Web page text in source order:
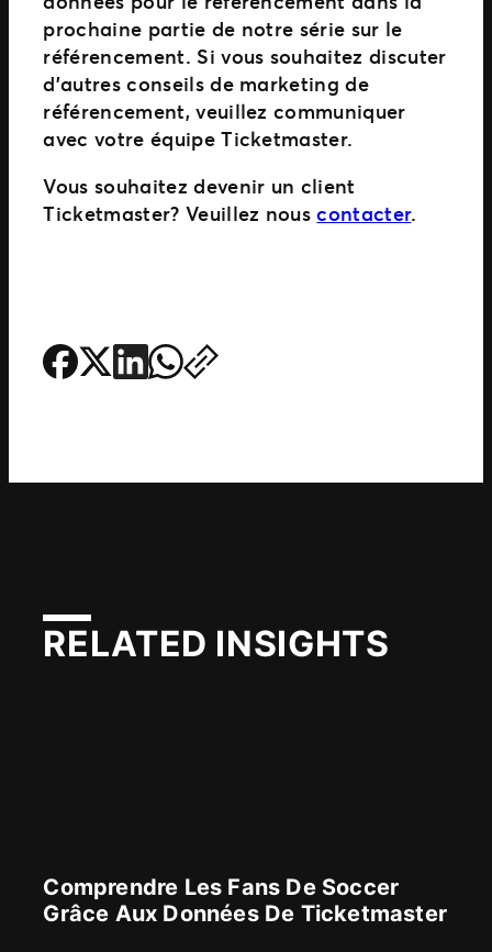
prochaine partie de notre série sur le
référencement. Si vous souhaitez discuter
d’autres conseils de marketing de
référencement, veuillez communiquer
avec votre équipe Ticketmaster.
Vous souhaitez devenir un client
Ticketmaster? Veuillez nouscontacter.
RELATED INSIGHTS
Comprendre Les Fans De Soccer
Grâce Aux Données De Ticketmaster